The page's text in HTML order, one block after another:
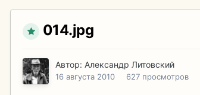
014.jpg
Автор: Александр Литовский
16 августа 2010 627 просмотров